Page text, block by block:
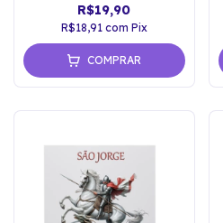
R$19,90
R$18,91 com Pix
COMPRAR